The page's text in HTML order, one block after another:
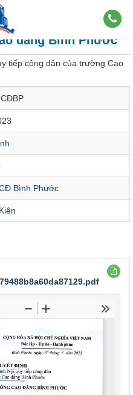
Nội quy tiếp
đẳng Bình Phước
tiếp công dân của trường Cao
Bình Phước